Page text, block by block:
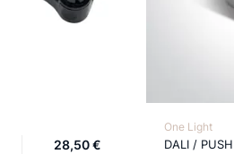
28,50 €
One Light
DALI /